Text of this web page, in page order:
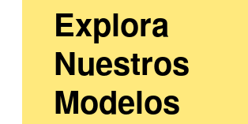
Explora
Nuestros
Modelos